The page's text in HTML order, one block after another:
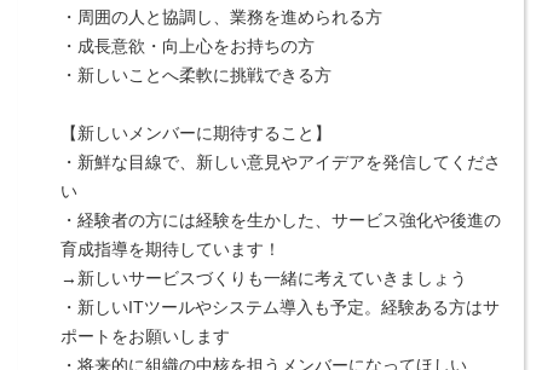
・周囲の人と協調し、業務を進められる方
・成長意欲・向上心をお持ちの方
・新しいことへ柔軟に挑戦できる方
【新しいメンバーに期待すること】
・新鮮な目線で、新しい意見やアイデアを発信してくださ
い
・経験者の方には経験を生かした、サービス強化や後進の
育成指導を期待しています！
→新しいサービスづくりも一緒に考えていきましょう
・新しいITツールやシステム導入も予定。経験ある方はサ
ポートをお願いします
・将来的に組織の中核を担うメンバーになってほしい